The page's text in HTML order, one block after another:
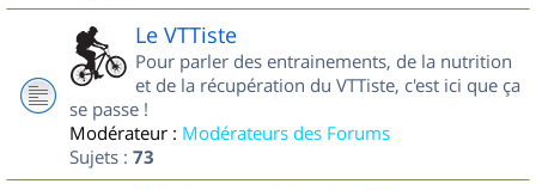
Le VTTiste
Pour parler des entrainements, de la nutrition
et de la récupération du VTTiste, c'est ici que ça
se passe !
Modérateur : Modérateurs des Forums
Sujets : 73